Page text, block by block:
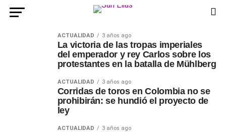
ACTUALIDAD 3 años ago
La victoria de las tropas imperiales
del emperador y rey Carlos sobre los
protestantes en la batalla de Mühlberg
ACTUALIDAD 3 años ago
Corridas de toros en Colombia no se
prohibirán: se hundió el proyecto de
ley
ACTUALIDAD 3 años ago